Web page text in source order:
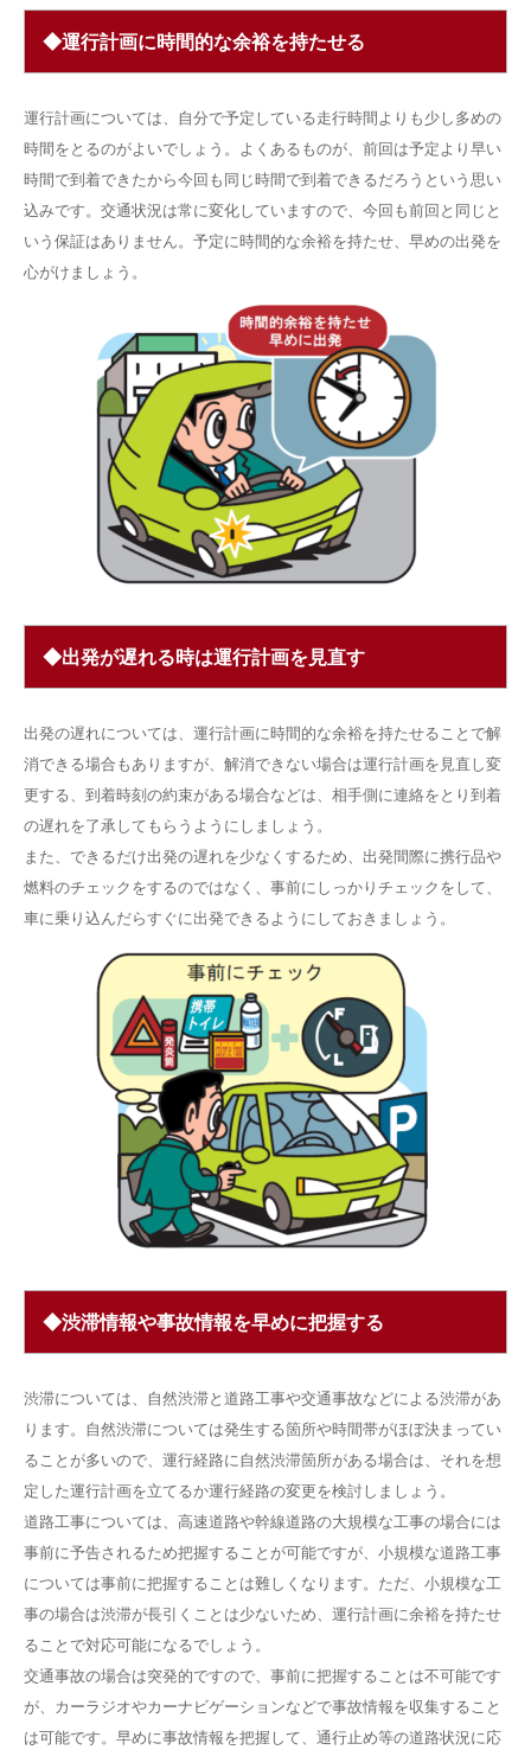
◆運行計画に時間的な余裕を持たせる
運行計画については、自分で予定している走行時間よりも少し多めの
時間をとるのがよいでしょう。よくあるものが、前回は予定より早い
時間で到着できたから今回も同じ時間で到着できるだろうという思い
込みです。交通状況は常に変化していますので、今回も前回と同じと
いう保証はありません。予定に時間的な余裕を持たせ、早めの出発を
心がけましょう。
◆出発が遅れる時は運行計画を見直す
出発の遅れについては、運行計画に時間的な余裕を持たせることで解
消できる場合もありますが、解消できない場合は運行計画を見直し変
更する、到着時刻の約束がある場合などは、相手側に連絡をとり到着
の遅れを了承してもらうようにしましょう。
また、できるだけ出発の遅れを少なくするため、出発間際に携行品や
燃料のチェックをするのではなく、事前にしっかりチェックをして、
車に乗り込んだらすぐに出発できるようにしておきましょう。
◆渋滞情報や事故情報を早めに把握する
渋滞については、自然渋滞と道路工事や交通事故などによる渋滞があ
ります。自然渋滞については発生する箇所や時間帯がほぼ決まってい
ることが多いので、運行経路に自然渋滞箇所がある場合は、それを想
定した運行計画を立てるか運行経路の変更を検討しましょう。
道路工事については、高速道路や幹線道路の大規模な工事の場合には
事前に予告されるため把握することが可能ですが、小規模な道路工事
については事前に把握することは難しくなります。ただ、小規模な工
事の場合は渋滞が長引くことは少ないため、運行計画に余裕を持たせ
ることで対応可能になるでしょう。
交通事故の場合は突発的ですので、事前に把握することは不可能です
が、カーラジオやカーナビゲーションなどで事故情報を収集すること
は可能です。早めに事故情報を把握して、通行止め等の道路状況に応